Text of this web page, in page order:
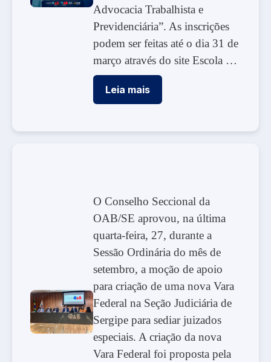
Advocacia Trabalhista e
Previdenciária”. As inscrições
podem ser feitas até o dia 31 de
março através do site Escola …
Leia mais
O Conselho Seccional da
OAB/SE aprovou, na última
quarta-feira, 27, durante a
Sessão Ordinária do mês de
setembro, a moção de apoio
para criação de uma nova Vara
Federal na Seção Judiciária de
Sergipe para sediar juizados
especiais. A criação da nova
Vara Federal foi proposta pela